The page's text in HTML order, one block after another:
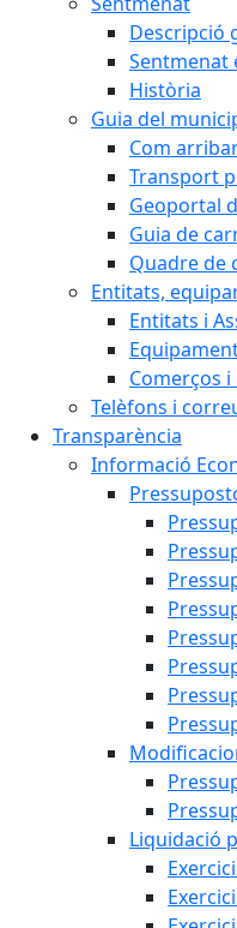
Descripció
Sentmenat
Història
Guia del
Com
Transport
Geoportal
Guia de
Quadre de
Entitats,
Entitats i
Comerços
Telèfons i
Transparència
Informació
Liquidació